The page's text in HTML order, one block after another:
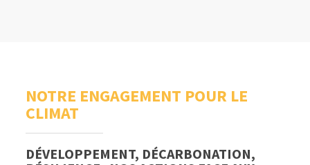
NOTRE ENGAGEMENT POUR LE
CLIMAT
DÉVELOPPEMENT, DÉCARBONATION,